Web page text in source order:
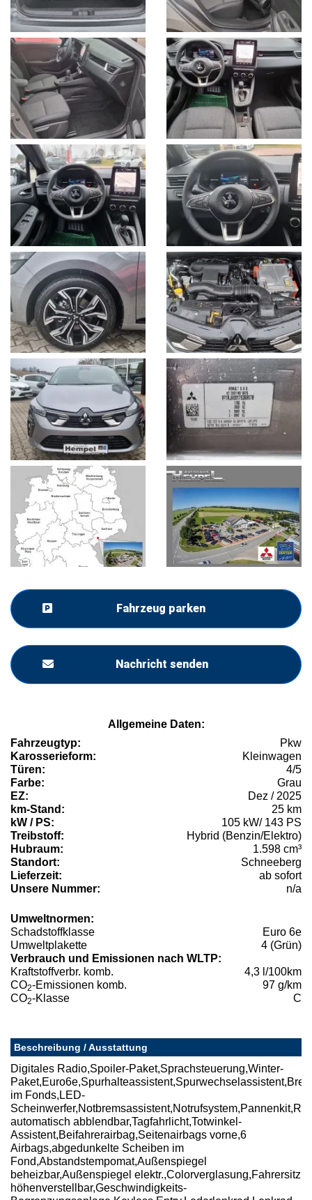
Fahrzeug parken
Nachricht senden
Allgemeine Daten:
Fahrzeugtyp:
Pkw
Karosserieform:
Kleinwagen
Türen:
4/5
Farbe:
Grau
EZ:
Dez / 2025
km-Stand:
25 km
kW / PS:
105 kW/ 143 PS
Treibstoff:
Hybrid (Benzin/Elektro)
Hubraum:
1.598 cm³
Standort:
Schneeberg
Lieferzeit:
ab sofort
Unsere Nummer:
n/a
Umweltnormen:
Schadstoffklasse
Euro 6e
Umweltplakette
4 (Grün)
Verbrauch und Emissionen nach WLTP:
Kraftstoffverbr. komb.
4,3 l/100km
CO2-Emissionen komb.
97 g/km
CO2-Klasse C
Beschreibung / Ausstattung
Digitales Radio,Spoiler-Paket,Sprachsteuerung,Winter-
im Fonds,LED-
automatisch abblendbar,Tagfahrlicht,Totwinkel-
Assistent,Beifahrerairbag,Seitenairbags vorne,6
Airbags,abgedunkelte Scheiben im
Fond,Abstandstempomat,Außenspiegel
beheizbar,Außenspiegel elektr.,Colorverglasung,Fahrersitz
höhenverstellbar,Geschwindigkeits-